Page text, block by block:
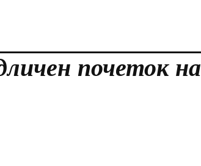
почеток на